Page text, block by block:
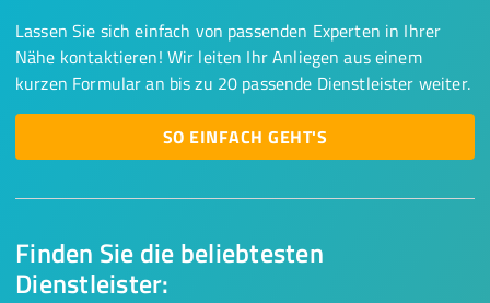
Finden Sie die beliebtesten
Dienstleister:
Lassen Sie sich einfach von passenden Experten in Ihrer
Nähe kontaktieren! Wir leiten Ihr Anliegen aus einem
kurzen Formular an bis zu 20 passende Dienstleister weiter.
SO EINFACH GEHT'S